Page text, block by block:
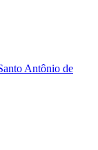
Antônio de